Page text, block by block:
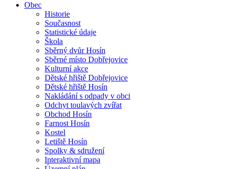
Obec
Historie
Současnost
Statistické údaje
Škola
Sběrný dvůr Hosín
Sběrné místo Dobřejovice
Kulturní akce
Dětské hřiště Dobřejovice
Dětské hřiště Hosín
Nakládání s odpady v obci
Odchyt toulavých zvířat
Obchod Hosín
Farnost Hosín
Kostel
Letiště Hosín
Spolky & sdružení
Interaktivní mapa